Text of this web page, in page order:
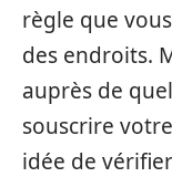
règle que
des endroits.
auprès de
souscrire
idée de